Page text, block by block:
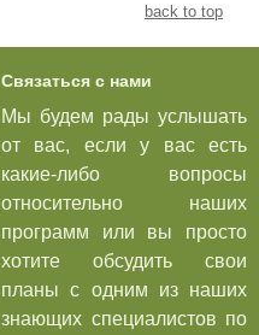
back to top
Связаться с нами
Мы будем рады услышать
от вас, если у вас есть
какие-либо вопросы
относительно наших
программ или вы просто
хотите обсудить свои
планы с одним из наших
знающих специалистов по